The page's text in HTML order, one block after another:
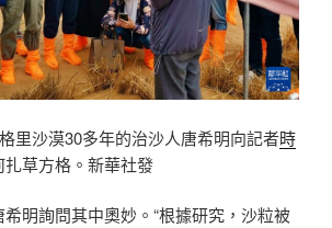
里沙漠30多年的治沙人唐希明向記者時
草方格。新華社發
明詢問其中奧妙。“根據研究，沙粒被